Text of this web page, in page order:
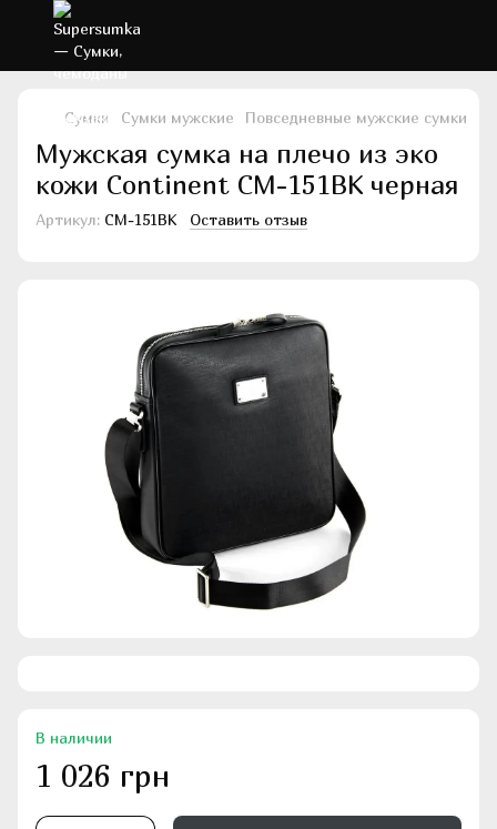
Сумки Сумки мужские Повседневные мужские сумки
Мужская сумка на плечо из эко
кожи Continent CM-151BK черная
Артикул: CM-151BK Оставить отзыв
В наличии
1 026 грн